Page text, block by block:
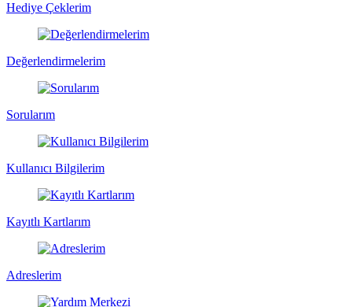
Hediye Çeklerim
Değerlendirmelerim
Sorularım
Kullanıcı Bilgilerim
Kayıtlı Kartlarım
Adreslerim